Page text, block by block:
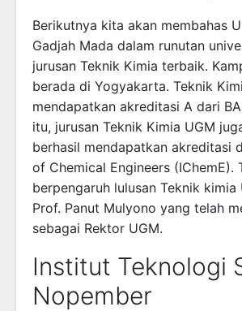
Berikutnya kita akan membahas
Gadjah Mada dalam runutan
jurusan Teknik Kimia terbaik.
berada di Yogyakarta. Teknik
mendapatkan akreditasi A dari
itu, jurusan Teknik Kimia UGM
berhasil mendapatkan akreditasi
of Chemical Engineers (IChemE).
berpengaruh lulusan Teknik kimia
Prof. Panut Mulyono yang telah
sebagai Rektor UGM.
Institut Teknologi
Nopember